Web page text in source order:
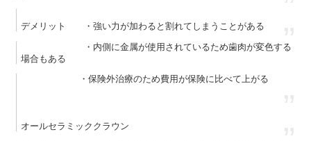
デメリット ・強い力が加わると割れてしまうことがある
・内側に金属が使用されているため歯肉が変色する
場合もある
・保険外治療のため費用が保険に比べて上がる
オールセラミッククラウン